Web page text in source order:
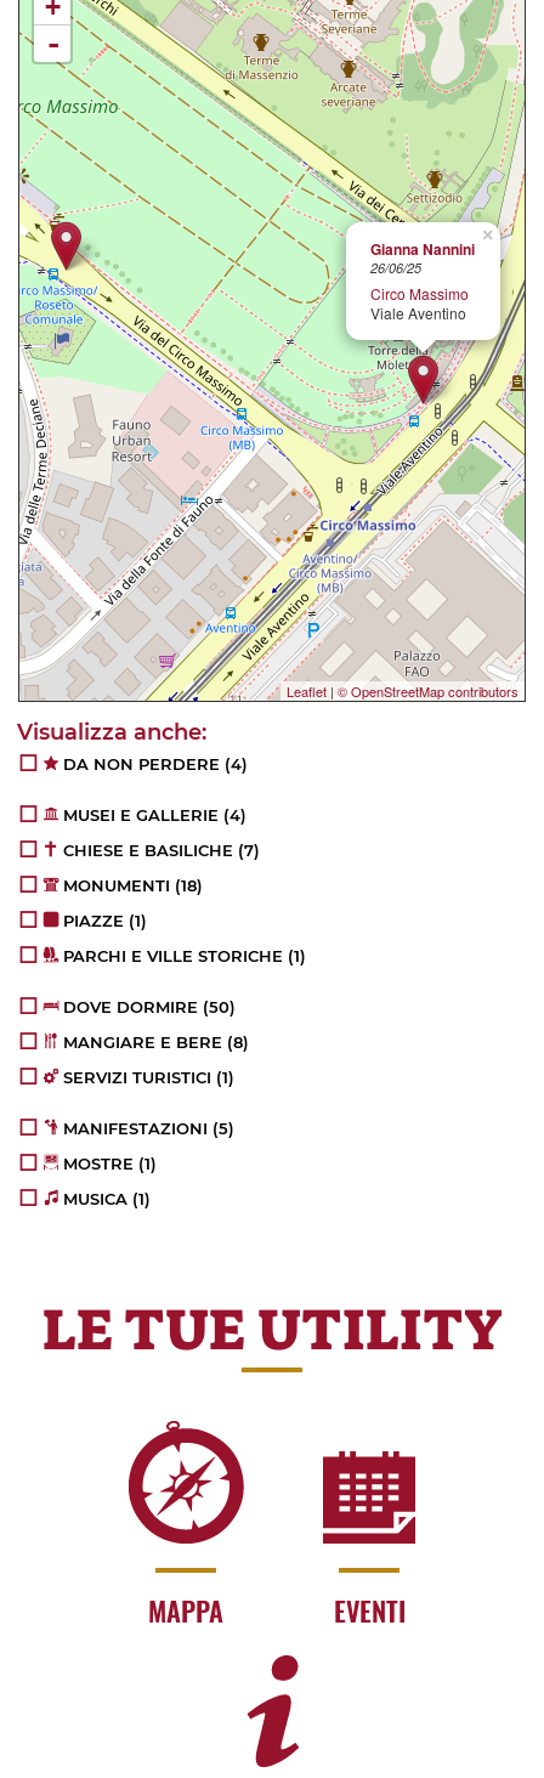
×
Gianna Nannini
26/06/25
Circo Massimo
Viale Aventino
+
-
Leaflet | © OpenStreetMap contributors
DA NON PERDERE (4)
MUSEI E GALLERIE (4)
CHIESE E BASILICHE (7)
MONUMENTI (18)
PIAZZE (1)
PARCHI E VILLE STORICHE (1)
DOVE DORMIRE (50)
MANGIARE E BERE (8)
SERVIZI TURISTICI (1)
MANIFESTAZIONI (5)
MOSTRE (1)
MUSICA (1)
LE TUE UTILITY
MAPPA EVENTI